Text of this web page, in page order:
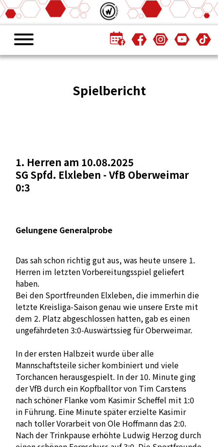
Spielbericht
1. Herren am 10.08.2025
SG Spfd. Elxleben - VfB Oberweimar
0:3
Gelungene Generalprobe
Das sah schon richtig gut aus, was heute unsere 1.
Herren im letzten Vorbereitungsspiel geliefert
haben.
Bei den Sportfreunden Elxleben, die immerhin die
letzte Kreisliga-Saison genau wie unsere Erste mit
dem 2. Platz abgeschlossen hatten, gab es einen
ungefährdeten 3:0-Auswärtssieg für Oberweimar.
In der ersten Halbzeit wurde über alle
Mannschaftsteile sicher kombiniert und viele
Torchancen herausgespielt. In der 10. Minute ging
der VfB durch ein Kopfballtor von Tim Carstens
nach schöner Flanke vom Kasimir Scheffel mit 1:0
in Führung. Eine Minute später erzielte Kasimir
nach toller Vorarbeit von Ole Hoffmann das 2:0.
Nach der Trinkpause erhöhte Ludwig Herzog durch